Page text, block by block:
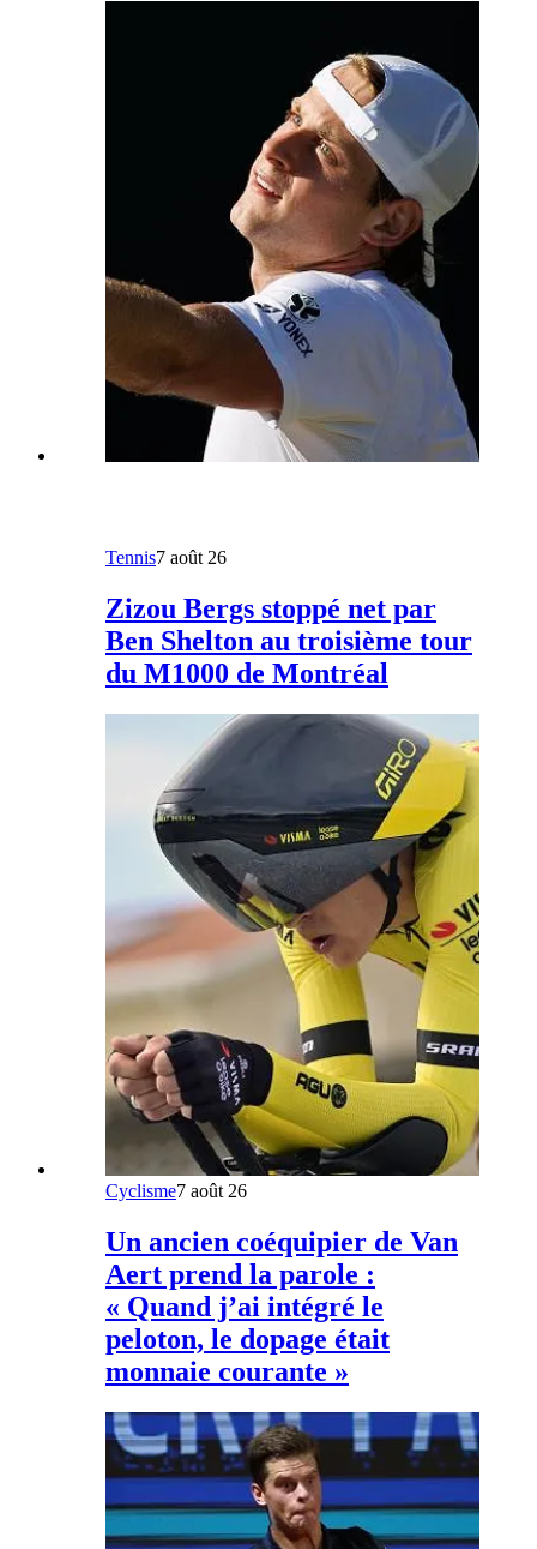
Tennis7 août 26
Zizou Bergs stoppé net par
Ben Shelton au troisième tour
du M1000 de Montréal
Cyclisme7 août 26
Un ancien coéquipier de Van
Aert prend la parole :
« Quand j’ai intégré le
peloton, le dopage était
monnaie courante »